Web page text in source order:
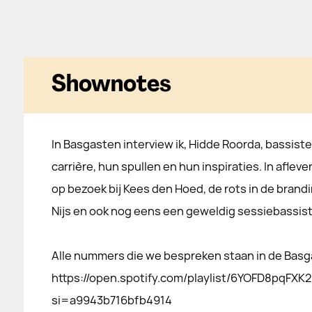
Shownotes
In Basgasten interview ik, Hidde Roorda,
carrière, hun spullen en hun inspiraties. In
op bezoek bij Kees den Hoed, de rots in de
Nijs en ook nog eens een geweldig
Alle nummers die we bespreken staan in de
https://open.spotify.com/playlist/
si=a9943b716bfb4914